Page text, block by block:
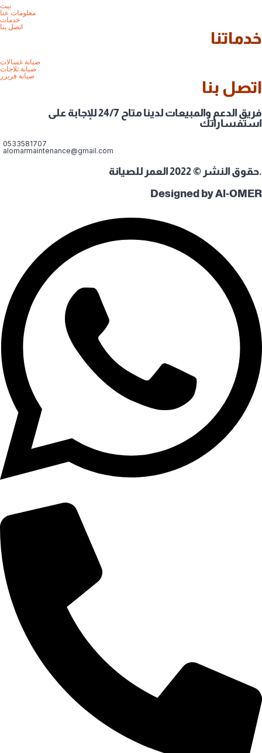
بيت
معلومات عنا
خدمات
اتصل بنا
خدماتنا
صيانة غسالات
صيانة ثلاجات
صيانة فريزر
اتصل بنا
فريق الدعم والمبيعات لدينا متاح 24/7 للإجابة على
استفساراتك
0533581707
alomarmaintenance@gmail.com
حقوق النشر © 2022 العمر للصيانة.
Designed by Al-OMER